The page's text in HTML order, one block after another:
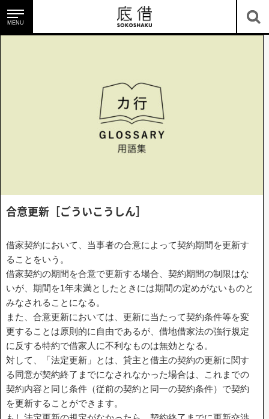
MENU
底地・借地を知る
底地・借地問題 FAQ
用語集
私たちについて
合意更新［ ごう いこ う しん
借家契約において、当事者の合意によって契約期間を更新す
ることをいう。
借家契約の期間を合意で更新する場合、契約期間の制限はな
いが、期間を1年未満としたときには期間の定めがないものと
みなされることになる。
また、合意更新においては、更新に当たって契約条件等を変
更することは原則的に自由であるが、借地借家法の強行規定
に反する特約で借家人に不利なものは無効となる。
対して、「法定更新」とは、貸主と借主の契約の更新に関す
る同意が契約終了までになされなかった場合は、これまでの
契約内容と同じ条件（従前の契約と同一の契約条件）で契約
を更新することができます。